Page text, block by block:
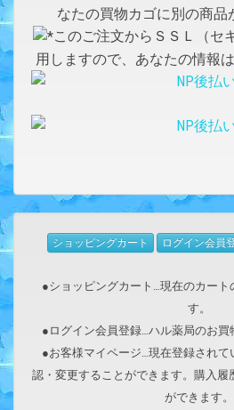
なたの買物カゴに別の商品
このご注文からＳＳＬ（セ
用しますので、あなたの情報
ショッピングカート ログイン会員
●ショッピングカート…現在のカート
す。
●ログイン会員登録…ハル薬局のお買
●お客様マイページ…現在登録され
認・変更することができます。購入履
ができます。